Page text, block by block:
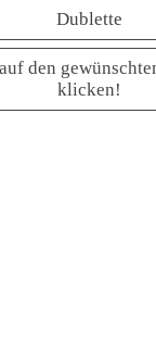
Dublette
den
klicken!